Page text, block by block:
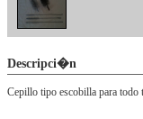
Descripci�n
Cepillo tipo escobilla para